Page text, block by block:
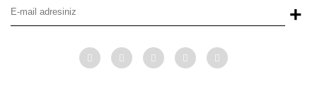
+